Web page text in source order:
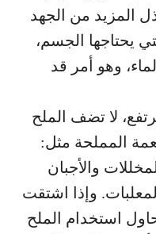
المزيد من الجهد
يحتاجها الجسم،
وهو أمر قد
لا تضف الملح
المملحة مثل:
والأجبان
وإذا اشتقت
استخدام الملح